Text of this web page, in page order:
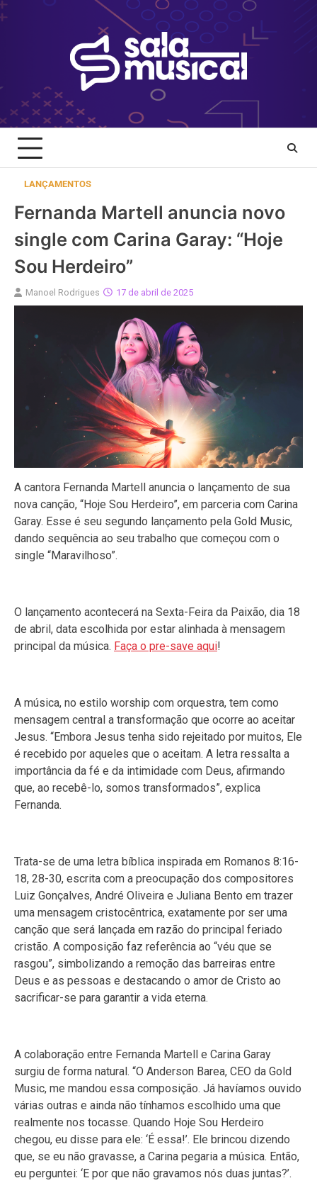
Skip
to
LANÇAMENTOS
Fernanda Martell anuncia novo
single com Carina Garay: “Hoje
Sou Herdeiro”
Manoel Rodrigues 17 de abril de 2025
A cantora Fernanda Martell anuncia o lançamento de sua
nova canção, “Hoje Sou Herdeiro”, em parceria com Carina
Garay. Esse é seu segundo lançamento pela Gold Music,
dando sequência ao seu trabalho que começou com o
single “Maravilhoso”.
O lançamento acontecerá na Sexta-Feira da Paixão, dia 18
de abril, data escolhida por estar alinhada à mensagem
principal da música. Faça o pre-save aqui!
A música, no estilo worship com orquestra, tem como
mensagem central a transformação que ocorre ao aceitar
Jesus. “Embora Jesus tenha sido rejeitado por muitos, Ele
é recebido por aqueles que o aceitam. A letra ressalta a
importância da fé e da intimidade com Deus, afirmando
que, ao recebê-lo, somos transformados”, explica
Fernanda.
Trata-se de uma letra bíblica inspirada em Romanos 8:16-
18, 28-30, escrita com a preocupação dos compositores
Luiz Gonçalves, André Oliveira e Juliana Bento em trazer
uma mensagem cristocêntrica, exatamente por ser uma
canção que será lançada em razão do principal feriado
cristão. A composição faz referência ao “véu que se
rasgou”, simbolizando a remoção das barreiras entre
Deus e as pessoas e destacando o amor de Cristo ao
sacrificar-se para garantir a vida eterna.
A colaboração entre Fernanda Martell e Carina Garay
surgiu de forma natural. “O Anderson Barea, CEO da Gold
Music, me mandou essa composição. Já havíamos ouvido
várias outras e ainda não tínhamos escolhido uma que
realmente nos tocasse. Quando Hoje Sou Herdeiro
chegou, eu disse para ele: ‘É essa!’. Ele brincou dizendo
que, se eu não gravasse, a Carina pegaria a música. Então,
eu perguntei: ‘E por que não gravamos nós duas juntas?’.